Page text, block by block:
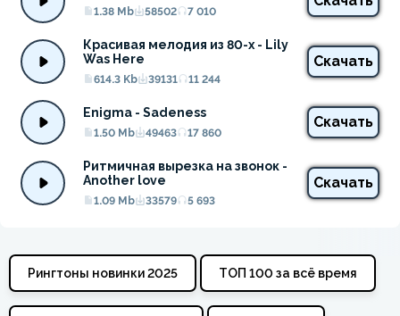
1.38 Mb 58502 7 010
Красивая мелодия из 80-х - Lily
Was Here
614.3 Kb 39131 11 244
Скачать
Enigma - Sadeness
1.50 Mb 49463 17 860
Скачать
Ритмичная вырезка на звонок -
Another love
1.09 Mb 33579 5 693
Скачать
Рингтоны новинки 2025 ТОП 100 за всё время